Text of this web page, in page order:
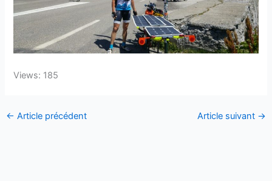
Views: 185
← Article précédent Article suivant →